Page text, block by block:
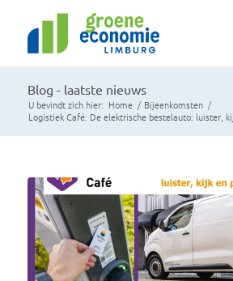
Blog - laatste nieuws
U bevindt zich hier: Home / Bijeenkomsten /
Logistiek Café: De elektrische bestelauto: luister,